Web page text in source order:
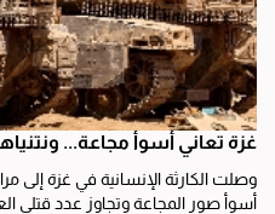
غزة تعاني أسوأ مجاعة...
وصلت الكارثة الإنسانية في غزة